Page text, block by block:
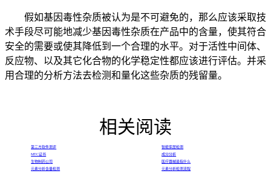
假如基因毒性杂质被认为是不可避免的，那么应该采取技
术手段尽可能地减少基因毒性杂质在产品中的含量，使其符合
安全的需要或使其降低到一个合理的水平。对于活性中间体、
反应物、以及其它化合物的化学稳定性都应该进行评估。并采
用合理的分析方法去检测和量化这些杂质的残留量。
相关阅读
第三方软件测评
智能家居检测
MTC证书
成分分析
生物制药公司
医疗器械是指什么
元素分析含量检测
元素分析检测流程